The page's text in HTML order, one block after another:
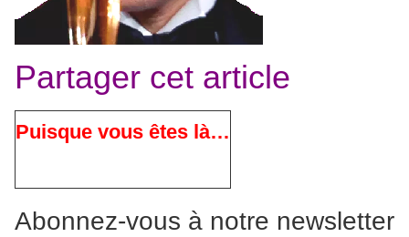
Partager cet article
Puisque vous êtes là…
Abonnez-vous à notre newsletter